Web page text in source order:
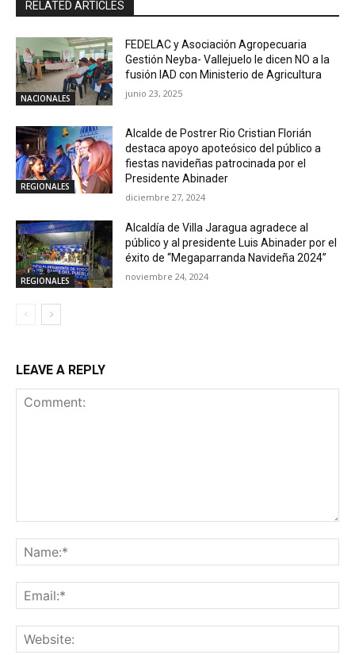
RELATED ARTICLES
NACIONALES
FEDELAC y Asociación Agropecuaria
Gestión Neyba- Vallejuelo le dicen NO a la
fusión IAD con Ministerio de Agricultura
junio 23, 2025
REGIONALES
Alcalde de Postrer Rio Cristian Florián
destaca apoyo apoteósico del público a
fiestas navideñas patrocinada por el
Presidente Abinader
diciembre 27, 2024
REGIONALES
Alcaldía de Villa Jaragua agradece al
público y al presidente Luis Abinader por el
éxito de “Megaparranda Navideña 2024”
noviembre 24, 2024
LEAVE A REPLY